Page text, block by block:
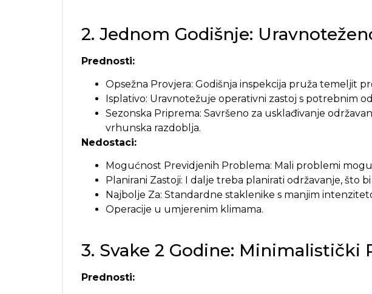
2. Jednom Godišnje:
Prednosti:
Opsežna Provjera: Godišnja inspekcija pruža temeljit
Isplativo: Uravnotežuje operativni zastoj s potrebnim
Sezonska Priprema: Savršeno za usklađivanje
vrhunska razdoblja.
Nedostaci:
Mogućnost Previdjenih Problema: Mali problemi
Planirani Zastoji: I dalje treba planirati održavanje, što
Najbolje Za: Standardne staklenike s manjim
Operacije u umjerenim klimama.
3. Svake 2 Godine: Minimalistički
Prednosti: